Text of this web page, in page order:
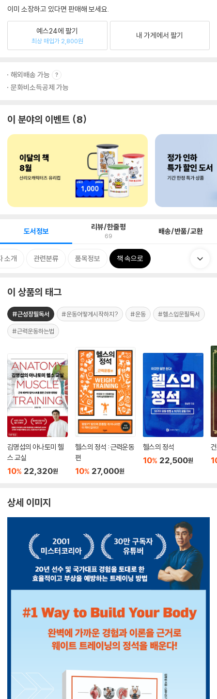
이미 소장하고 있다면 판매해 보세요.
예스24에 팔기
최상 매입가 2,800원
내 가게에서 팔기
해외배송 가능
문화비소득공제 가능
이 분야의 이벤트 8
도서정보 리뷰/한줄평
69 배송/반품/교환
소개 관련분류 품목정보 책 속으로
이 상품의 태그
#근성장필독서 #운동어떻게시작하지? #운동 #헬스입문필독서
#근력운동하는법
김명섭의 아나토미 헬
스 교실
10% 22,320원
헬스의 정석 : 근력운동
편
10% 27,000원
헬스의 정석
10% 22,500원
상세 이미지